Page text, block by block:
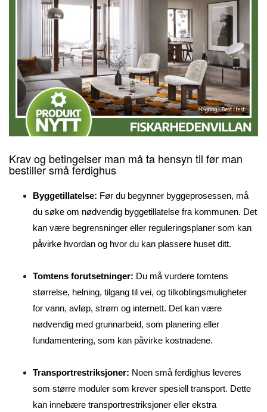
Krav og betingelser man må ta hensyn til før man
bestiller små ferdighus
Byggetillatelse: Før du begynner byggeprosessen, må
du søke om nødvendig byggetillatelse fra kommunen. Det
kan være begrensninger eller reguleringsplaner som kan
påvirke hvordan og hvor du kan plassere huset ditt.
Tomtens forutsetninger: Du må vurdere tomtens
størrelse, helning, tilgang til vei, og tilkoblingsmuligheter
for vann, avløp, strøm og internett. Det kan være
nødvendig med grunnarbeid, som planering eller
fundamentering, som kan påvirke kostnadene.
Transportrestriksjoner: Noen små ferdighus leveres
som større moduler som krever spesiell transport. Dette
kan innebære transportrestriksjoner eller ekstra